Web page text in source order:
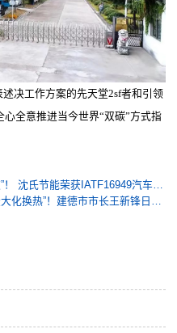
决工作方案的先天堂2sf者和引领
全意推进当今世界“双碳”方式指
沈氏节能:搭乘氢能源车“赛道”！ 沈氏节能荣获IATF16949汽车行业质量管理体系认证
沈氏节能:“用最小空间，实现最大化换热”！建德市市长王新锋日前赴沈氏节能走访调研